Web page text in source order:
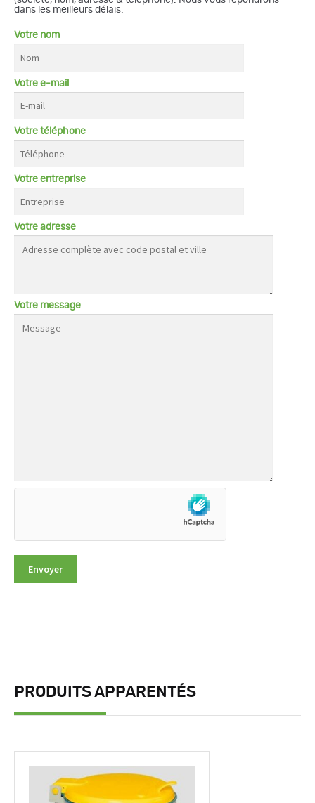
dans les meilleurs délais.
Votre nom
Votre e-mail
Votre téléphone
Votre entreprise
Votre adresse
Votre message
PRODUITS APPARENTÉS